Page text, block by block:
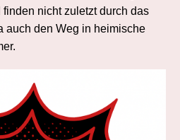
nicht zuletzt durch das
auch den Weg in heimische